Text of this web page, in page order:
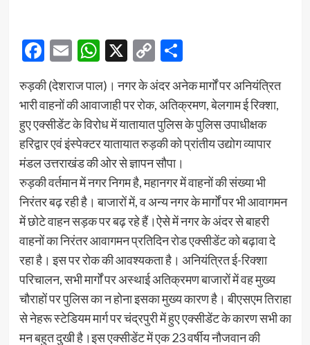
Facebook
EmailWhatsApp
X Copy
Link
Share
रुड़की (देशराज पाल)। नगर के अंदर अनेक मार्गों पर अनियंत्रित
भारी वाहनों की आवाजाही पर रोक, अतिक्रमण, बेलगाम ई रिक्शा,
हुए एक्सीडेंट के विरोध में यातायात पुलिस के पुलिस उपाधीक्षक
हरिद्वार एवं इंस्पेक्टर यातायात रुड़की को प्रांतीय उद्योग व्यापार
मंडल उत्तराखंड की ओर से ज्ञापन सौपा।
रुड़की वर्तमान में नगर निगम है, महानगर में वाहनों की संख्या भी
निरंतर बढ़ रही है। बाजारों में, व अन्य नगर के मार्गों पर भी आवागमन
में छोटे वाहन सड़क पर बढ़ रहे हैं।ऐसे में नगर के अंदर से बाहरी
वाहनों का निरंतर आवागमन प्रतिदिन रोड एक्सीडेंट को बढ़ावा दे
रहा है। इस पर रोक की आवश्यकता है। अनियंत्रित ई-रिक्शा
परिचालन, सभी मार्गों पर अस्थाई अतिक्रमण बाजारों में वह मुख्य
चौराहों पर पुलिस का न होना इसका मुख्य कारण है। बीएसएम तिराहा
से नेहरू स्टेडियम मार्ग पर चंद्रपुरी में हुए एक्सीडेंट के कारण सभी का
मन बहुत दुखी है।इस एक्सीडेंट में एक 23 वर्षीय नौजवान की